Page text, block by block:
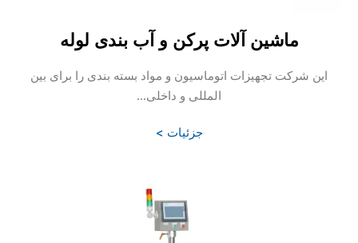
ماشین آلات پرکن و آب بندی لوله
این شرکت تجهیزات اتوماسیون و مواد بسته بندی را برای بین
المللی و داخلی...
جزئیات >